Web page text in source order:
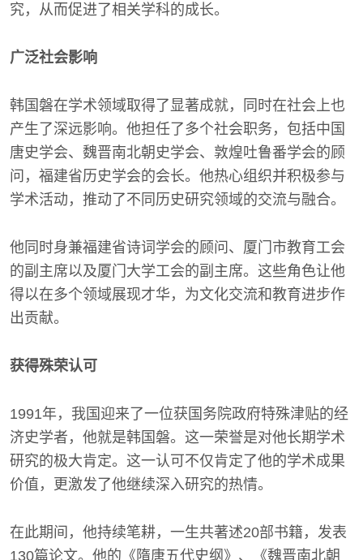
究，从而促进了相关学科的成长。
广泛社会影响
韩国磐在学术领域取得了显著成就，同时在社会上也
产生了深远影响。他担任了多个社会职务，包括中国
唐史学会、魏晋南北朝史学会、敦煌吐鲁番学会的顾
问，福建省历史学会的会长。他热心组织并积极参与
学术活动，推动了不同历史研究领域的交流与融合。
他同时身兼福建省诗词学会的顾问、厦门市教育工会
的副主席以及厦门大学工会的副主席。这些角色让他
得以在多个领域展现才华，为文化交流和教育进步作
出贡献。
获得殊荣认可
1991年，我国迎来了一位获国务院政府特殊津贴的经
济史学者，他就是韩国磐。这一荣誉是对他长期学术
研究的极大肯定。这一认可不仅肯定了他的学术成果
价值，更激发了他继续深入研究的热情。
在此期间，他持续笔耕，一生共著述20部书籍，发表
130篇论文。他的《隋唐五代史纲》、《魏晋南北朝